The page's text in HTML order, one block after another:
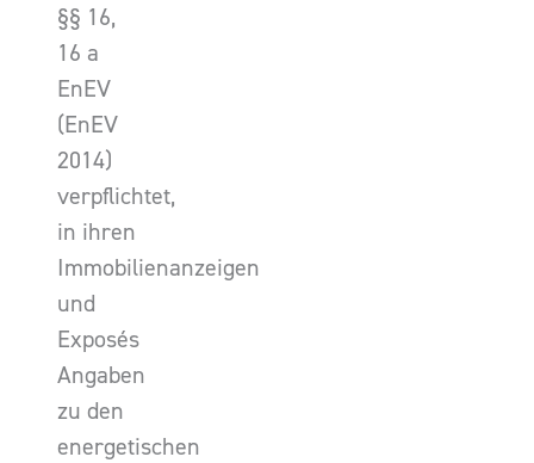
§§ 16,
16 a
EnEV
(EnEV
2014)
verpflichtet,
in ihren
Immobilienanzeigen
und
Exposés
Angaben
zu den
energetischen